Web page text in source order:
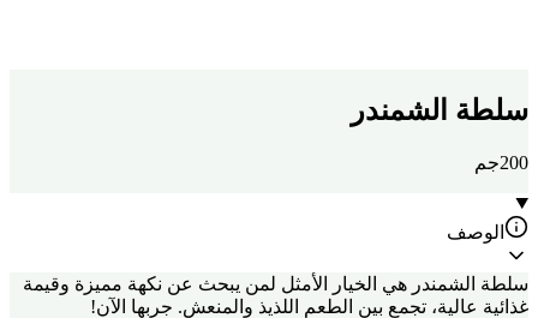
سلطة الشمندر
200جم
الوصف
سلطة الشمندر هي الخيار الأمثل لمن يبحث عن نكهة مميزة وقيمة
غذائية عالية، تجمع بين الطعم اللذيذ والمنعش. جربها الآن!